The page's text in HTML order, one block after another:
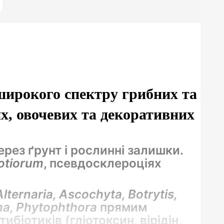
спектру грибних та
овочевих та декоративних
ґрунт і рослинні залишки.
, псевдосклероціях
Ascochyta, Botrytis,
Phytophthora прямим
(гліотоксин, вірідін,